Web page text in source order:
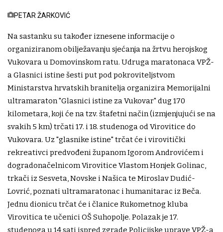
PETAR ŽARKOVIĆ
Na sastanku su također iznesene informacije o
organiziranom obilježavanju sjećanja na žrtvu herojskog
Vukovara u Domovinskom ratu. Udruga maratonaca VPŽ-
a Glasnici istine šesti put pod pokroviteljstvom
Ministarstva hrvatskih branitelja organizira Memorijalni
ultramaraton "Glasnici istine za Vukovar" dug 170
kilometara, koji će na tzv. štafetni način (izmjenjujući se na
svakih 5 km) trčati 17. i 18. studenoga od Virovitice do
Vukovara. Uz "glasnike istine" trčat će i virovitički
rekreativci predvođeni županom Igorom Androvićem i
dogradonačelnicom Virovitice Vlastom Honjek Golinac,
trkači iz Sesveta, Novske i Našica te Miroslav Dudić-
Lovrić, poznati ultramaratonac i humanitarac iz Beča.
Jednu dionicu trčat će i članice Rukometnog kluba
Virovitica te učenici OŠ Suhopolje. Polazak je 17.
studenoga u 14 sati ispred zgrade Policijske uprave VPŽ-a